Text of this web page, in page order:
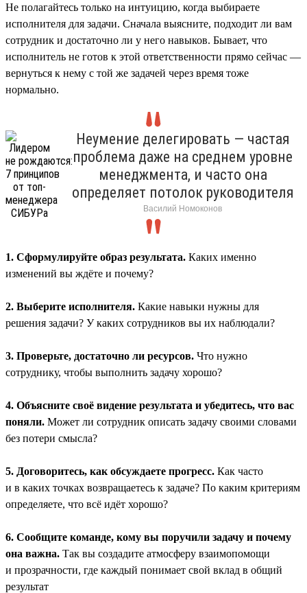
Не полагайтесь только на интуицию, когда выбираете
исполнителя для задачи. Сначала выясните, подходит ли вам
сотрудник и достаточно ли у него навыков. Бывает, что
исполнитель не готов к этой ответственности прямо сейчас —
вернуться к нему с той же задачей через время тоже
нормально.
Неумение делегировать — частая
проблема даже на среднем уровне
менеджмента, и часто она
определяет потолок руководителя
Василий Номоконов
1. Сформулируйте образ результата. Каких именно
изменений вы ждёте и почему?
2. Выберите исполнителя. Какие навыки нужны для
решения задачи? У каких сотрудников вы их наблюдали?
3. Проверьте, достаточно ли ресурсов. Что нужно
сотруднику, чтобы выполнить задачу хорошо?
4. Объясните своё видение результата и убедитесь, что вас
поняли. Может ли сотрудник описать задачу своими словами
без потери смысла?
5. Договоритесь, как обсуждаете прогресс. Как часто
и в каких точках возвращаетесь к задаче? По каким критериям
определяете, что всё идёт хорошо?
6. Сообщите команде, кому вы поручили задачу и почему
она важна. Так вы создадите атмосферу взаимопомощи
и прозрачности, где каждый понимает свой вклад в общий
результат